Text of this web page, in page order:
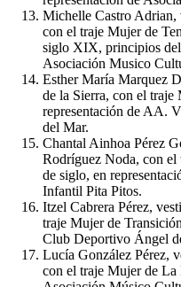
Michelle Castro Adrian,
con el traje Mujer de
siglo XIX, principios
Asociación Musico
Esther María Marquez
de la Sierra, con el traje
representación de AA.
del Mar.
Chantal Ainhoa Pérez
Rodríguez Noda, con el
de siglo, en
Infantil Pita Pitos.
Itzel Cabrera Pérez,
traje Mujer de
Club Deportivo Ángel
Lucía González Pérez,
con el traje Mujer de La